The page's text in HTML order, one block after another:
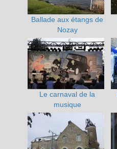
Ballade aux étangs de
Nozay
Le carnaval de la
musique